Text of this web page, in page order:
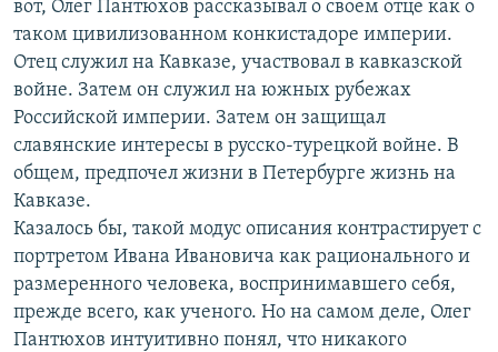
вот, Олег Пантюхов рассказывал о своем отце как о
таком цивилизованном конкистадоре империи.
Отец служил на Кавказе, участвовал в кавказской
войне. Затем он служил на южных рубежах
Российской империи. Затем он защищал
славянские интересы в русско-турецкой войне. В
общем, предпочел жизни в Петербурге жизнь на
Кавказе.
Казалось бы, такой модус описания контрастирует с
портретом Ивана Ивановича как рационального и
размеренного человека, воспринимавшего себя,
прежде всего, как ученого. Но на самом деле, Олег
Пантюхов интуитивно понял, что никакого